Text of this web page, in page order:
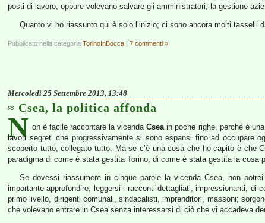
posti di lavoro, oppure volevano salvare gli amministratori, la gestione
Quanto vi ho riassunto qui è solo l’inizio; ci sono ancora molti tasselli
Pubblicato nella categoria TorinoInBocca | 7 commenti »
Mercoledì 25 Settembre 2013, 13:48
Csea, la politica affonda
N on è facile raccontare la vicendaCseain poche righe, perché è
lavori segreti che progressivamente si sono espansi fino ad occupare
scoperto tutto, collegato tutto. Ma se c’è una cosa che ho capito è che
paradigma di come è stata gestita Torino, di come è stata gestita la
Se dovessi riassumere in cinque parole la vicenda Csea, non
importante approfondire, leggersi i racconti dettagliati, impressionanti,
primo livello, dirigenti comunali, sindacalisti, imprenditori, massoni;
che volevano entrare in Csea senza interessarsi di ciò che vi accadeva